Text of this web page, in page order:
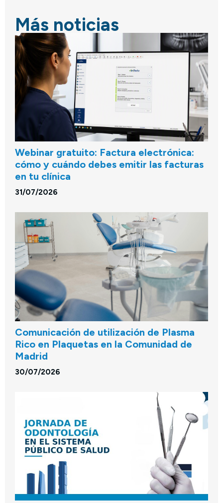
Más noticias
Webinar gratuito: Factura electrónica:
cómo y cuándo debes emitir las facturas
en tu clínica
31/07/2026
Comunicación de utilización de Plasma
Rico en Plaquetas en la Comunidad de
Madrid
30/07/2026